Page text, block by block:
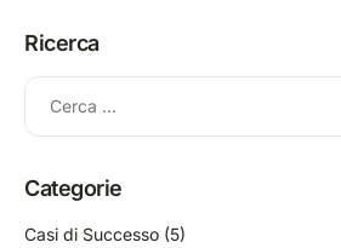
Ricerca
Categorie
Casi di Successo (5)